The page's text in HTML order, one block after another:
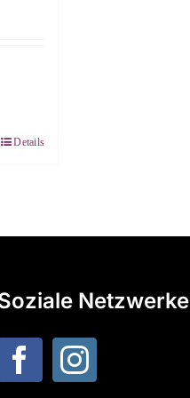
Details
Netzwerke